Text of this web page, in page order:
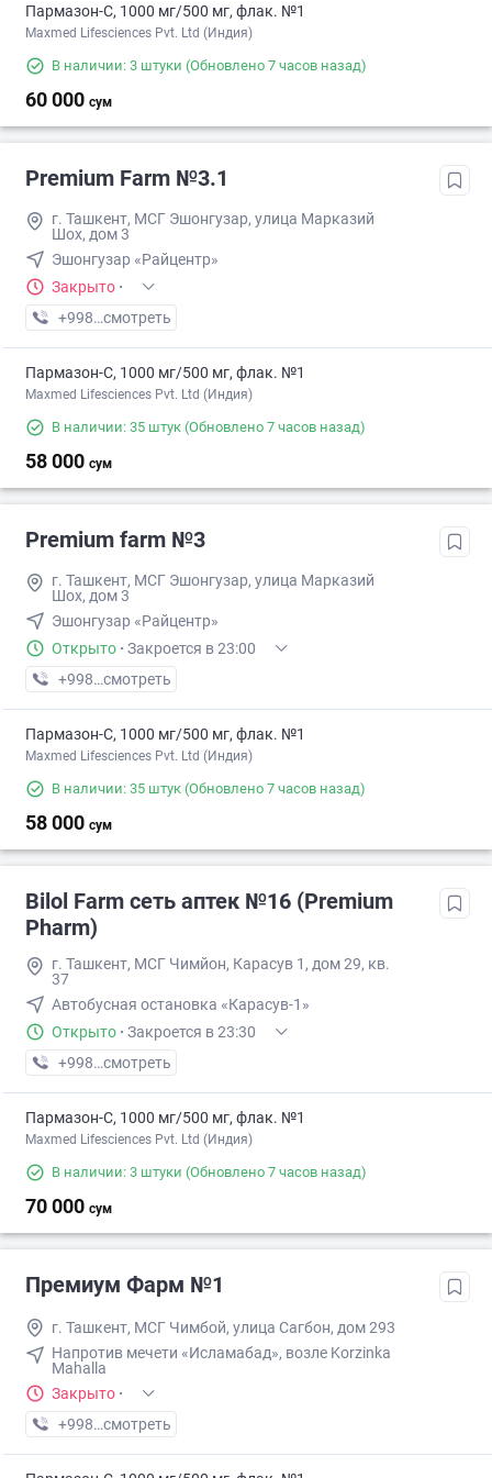
Пармазон-С, 1000 мг/500 мг, флак. №1
Maxmed Lifesciences Pvt. Ltd (Индия)
В наличии: 3 штуки (Обновлено 7 часов назад)
60 000 сум
Premium Farm №3.1
г. Ташкент, МСГ Эшонгузар, улица Марказий
Шох, дом 3
Эшонгузар «Райцентр»
Закрыто ·
+998 (95) XXX-XX-XX
смотреть
Пармазон-С, 1000 мг/500 мг, флак. №1
Maxmed Lifesciences Pvt. Ltd (Индия)
В наличии: 35 штук (Обновлено 7 часов назад)
58 000 сум
Premium farm №3
г. Ташкент, МСГ Эшонгузар, улица Марказий
Шох, дом 3
Эшонгузар «Райцентр»
Открыто · Закроется в 23:00
+998 (95) XXX-XX-XX
смотреть
Пармазон-С, 1000 мг/500 мг, флак. №1
Maxmed Lifesciences Pvt. Ltd (Индия)
В наличии: 35 штук (Обновлено 7 часов назад)
58 000 сум
Bilol Farm сеть аптек №16 (Premium
Pharm)
г. Ташкент, МСГ Чимйон, Карасув 1, дом 29, кв.
37
Автобусная остановка «Карасув-1»
Открыто · Закроется в 23:30
+998 (77) XXX-XX-XX
смотреть
Пармазон-С, 1000 мг/500 мг, флак. №1
Maxmed Lifesciences Pvt. Ltd (Индия)
В наличии: 3 штуки (Обновлено 7 часов назад)
70 000 сум
Премиум Фарм №1
г. Ташкент, МСГ Чимбой, улица Сагбон, дом 293
Напротив мечети «Исламабад», возле Korzinka
Mahalla
Закрыто ·
+998 (95) XXX-XX-XX
смотреть